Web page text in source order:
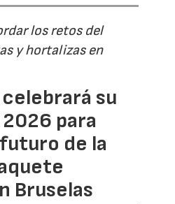
los retos del
y hortalizas en
celebrará su
para
de la
Bruselas